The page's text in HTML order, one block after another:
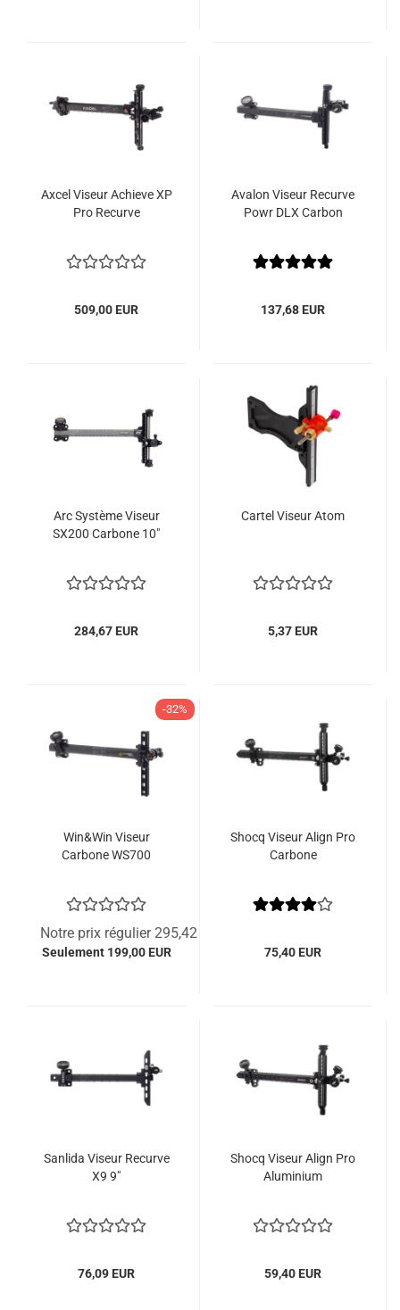
Axcel Viseur Achieve XP
Pro Recurve
509,00 EUR
Avalon Viseur Recurve
Powr DLX Carbon
137,68 EUR
Arc Système Viseur
SX200 Carbone 10"
284,67 EUR
Cartel Viseur Atom
5,37 EUR
-32%
Win&Win Viseur
Carbone WS700
Notre prix régulier 295,42 EUR
Seulement 199,00 EUR
Shocq Viseur Align Pro
Carbone
75,40 EUR
Sanlida Viseur Recurve
X9 9"
76,09 EUR
Shocq Viseur Align Pro
Aluminium
59,40 EUR